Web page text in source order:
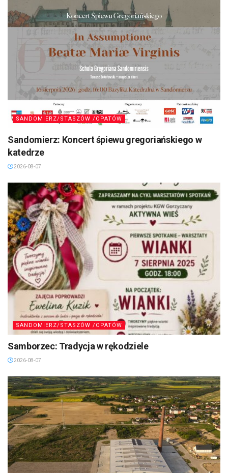
SANDOMIERZ/STASZÓW /OPATÓW
Sandomierz: Koncert śpiewu gregoriańskiego w
katedrze
2026-08-07
SANDOMIERZ/STASZÓW /OPATÓW
Samborzec: Tradycja w rękodziele
2026-08-07